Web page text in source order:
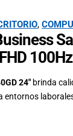
,
100Hz
24″ brinda
entornos